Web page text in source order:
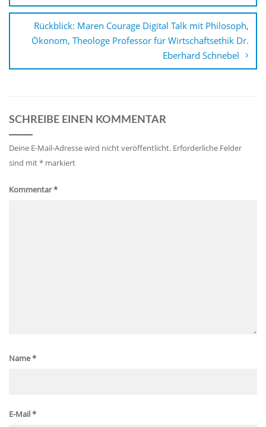
Rückblick: Maren Courage Digital Talk mit Philosoph,
Ökonom, Theologe Professor für Wirtschaftsethik Dr.
Eberhard Schnebel
SCHREIBE EINEN KOMMENTAR
Deine E-Mail-Adresse wird nicht veröffentlicht. Erforderliche Felder
sind mit* markiert
Kommentar*
Name*
E-Mail*